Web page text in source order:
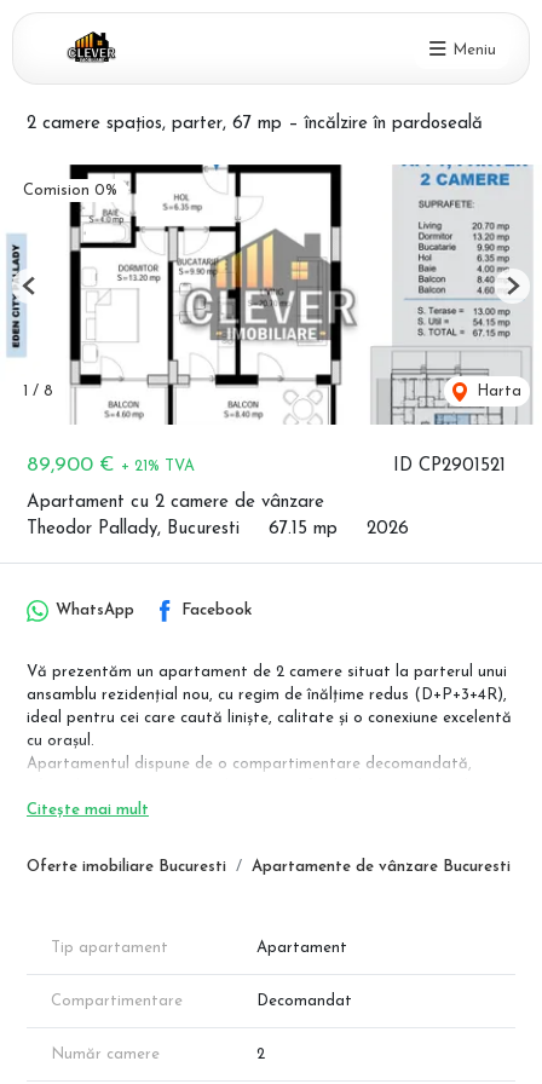
Meniu
2 camere spațios, parter, 67 mp – încălzire în pardoseală
ID CP2901521
89,900 € + 21% TVA
Apartament cu 2 camere de vânzare
Theodor Pallady, Bucuresti
67.15 mp 2026
Comision 0%
1 / 8 Harta
Previous
Oferte imobiliare Bucuresti Apartamente de vânzare Bucuresti
WhatsApp Facebook
Vă prezentăm un apartament de 2 camere situat la parterul unui
ansamblu rezidențial nou, cu regim de înălțime redus (D+P+3+4R),
ideal pentru cei care caută liniște, calitate și o conexiune excelentă
cu orașul.
Apartamentul dispune de o compartimentare decomandată,
moderne pentru un confort sporit.
Living: 20.70 mp
Baie: 4.00 mp
2 Balcoane: 8.40 mp, respectiv 4.60 mp (S. Terase = 13.00 mp)
✅ Dotări și Finisaje Premium Incluse:
Confort termic: Încălzire în pardoseală și centrală proprie.
Design interior: Parchet de import, gresie și faianță de calitate
Citește mai mult
Tip apartament Apartament
Compartimentare Decomandat
Număr camere 2